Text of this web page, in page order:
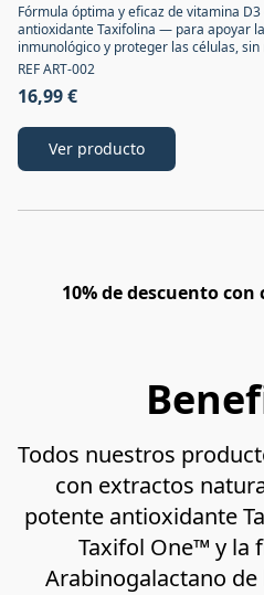
Fórmula óptima y eficaz de vitamina
antioxidante Taxifolina — para apoyar
inmunológico y proteger las células,
REF ART-002
16,99 €
Ver producto
10% de descuento con
Todos nuestros
con extractos
potente antioxidante
Taxifol One™ y la
Arabinogalactano